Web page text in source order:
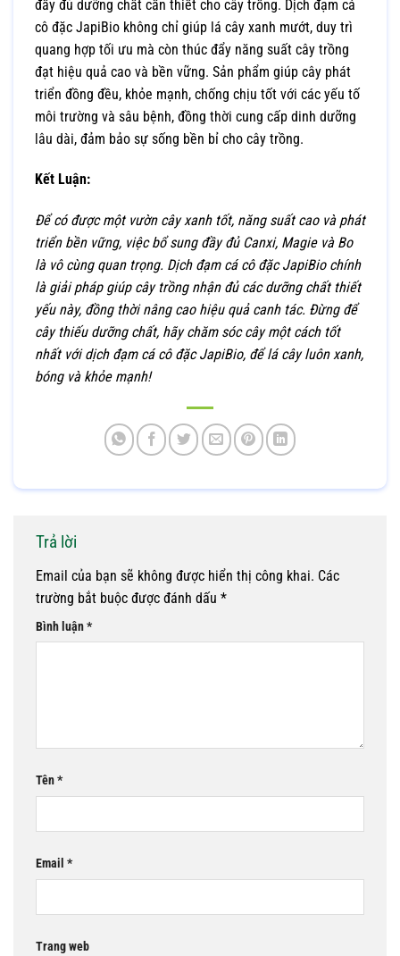
đầy đủ dưỡng chất cần thiết cho cây trồng. Dịch đạm cá
cô đặc JapiBio không chỉ giúp lá cây xanh mướt, duy trì
quang hợp tối ưu mà còn thúc đẩy năng suất cây trồng
đạt hiệu quả cao và bền vững. Sản phẩm giúp cây phát
triển đồng đều, khỏe mạnh, chống chịu tốt với các yếu tố
môi trường và sâu bệnh, đồng thời cung cấp dinh dưỡng
lâu dài, đảm bảo sự sống bền bỉ cho cây trồng.
Kết Luận:
Để có được một vườn cây xanh tốt, năng suất cao và phát
triển bền vững, việc bổ sung đầy đủ Canxi, Magie và Bo
là vô cùng quan trọng. Dịch đạm cá cô đặc JapiBio chính
là giải pháp giúp cây trồng nhận đủ các dưỡng chất thiết
yếu này, đồng thời nâng cao hiệu quả canh tác. Đừng để
cây thiếu dưỡng chất, hãy chăm sóc cây một cách tốt
nhất với dịch đạm cá cô đặc JapiBio, để lá cây luôn xanh,
bóng và khỏe mạnh!
Trả lời
Email của bạn sẽ không được hiển thị công khai. Các
trường bắt buộc được đánh dấu *
Bình luận*
Tên*
Email *
Trang web